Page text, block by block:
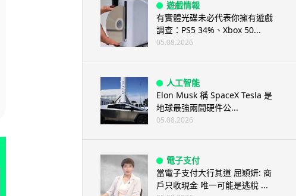
遊戲情報
有實體光碟未必代表你擁有遊戲
調查：PS5 34%、Xbox 50...
05.08.2026
人工智能
Elon Musk 稱 SpaceX Tesla 是
地球最強兩間硬件公...
05.08.2026
電子支付
當電子支付大行其道 屈穎妍: 商
戶只收現金 唯一可能是逃稅 ...